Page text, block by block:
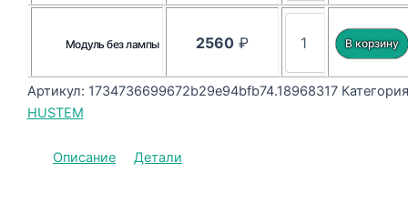
Модуль без лампы 2560₽
Артикул: 1734736699672b29e94bfb74.18968317
HUSTEM
Описание Детали